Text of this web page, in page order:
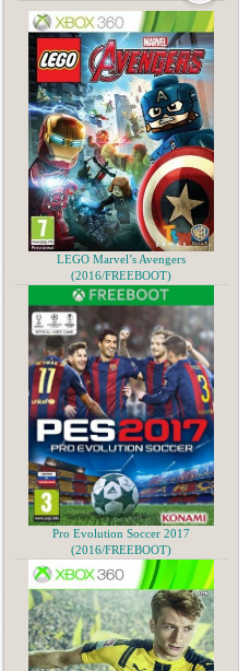
LEGO Marvel’s Avengers
(2016/FREEBOOT)
Pro Evolution Soccer 2017
(2016/FREEBOOT)